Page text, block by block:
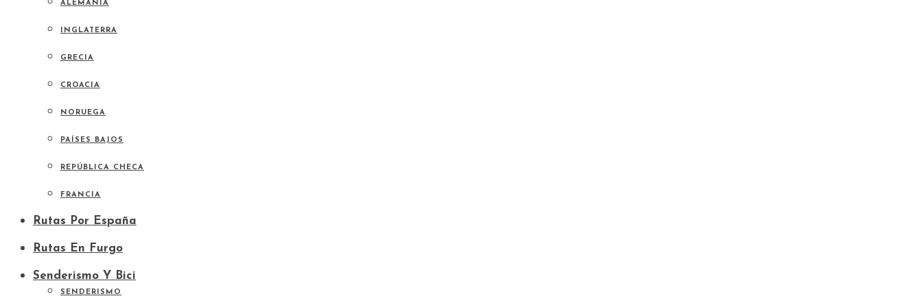
ALEMANIA
INGLATERRA
GRECIA
CROACIA
NORUEGA
PAÍSES BAJOS
REPÚBLICA CHECA
FRANCIA
Rutas Por España
Rutas En Furgo
Senderismo Y Bici
SENDERISMO